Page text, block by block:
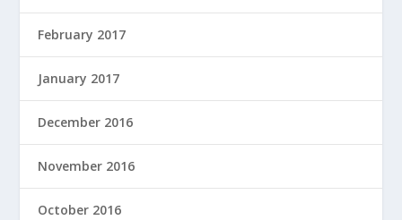
February 2017
January 2017
December 2016
November 2016
October 2016